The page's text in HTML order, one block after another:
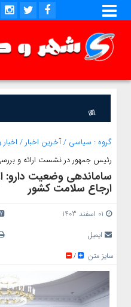
گروه : سیاسی /آخرین اخبار /
رئیس جمهور در نشست ارائه و
ساماندهی وضعیت دارو:
ارجاع سلامت کشور
01 اسفند 1403
ایمیل
سایز متن
/